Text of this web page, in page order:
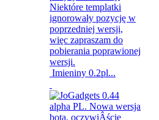
Imieniny 0.2pl...